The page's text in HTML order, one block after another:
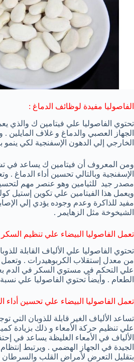
الفاصوليا مفيدة لوظائف الدماغ :
تحتوي الفاصوليا علي فيتامين ك والذي
الجهاز العصبي والدماغ و غلاف
الخارجي إلي الدهون الإسفنجية لكي
ومن المعروف أن فيتامين ك يساعد في
الإسفنجية وبالتالي تحسين أداء الدماغ .
مصدر جيد للثيامين وهو عنصر مهم
ويعمل هذا الفيتامين علي تكوين إستيل
مفيد للذاكرة وعدم وجوده يؤدي إلي
الشيخوخة مثل الزهايمر .
تعمل الفاصوليا البيضاء علي تنظيم
تحتوي الفاصوليا علي الألياف القابلة
من معدل إستقلاب الكربوهيدرات . وتعمل
علي التحكم في مستوي السكر في الدم
الطعام . وأيضاً تحتوي الفاصوليا علي
تعمل الفاصوليا البيضاء علي تحسين أداء
تساعد الألياف الغير قابلة للذوبان التي
علي تنظيم حركة الأمعاء و ذلك بزيادة
الألياف في الأمعاء الغليظة يساعد في
الجيدة في الجهاز الهضمي . ويرتبط
بتقليل التعرض لأمراض القلب والسرطان